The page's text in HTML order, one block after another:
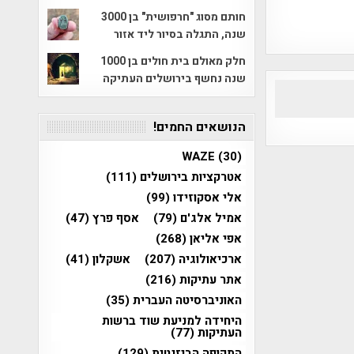
חותם מסוג "חרפושית" בן 3000
שנה, התגלה בסיור ליד אזור
חלק מאולם בית חולים בן 1000
שנה נחשף בירושלים העתיקה
הנושאים החמים!
WAZE (30)
אטרקציות בירושלים (111)
אלי אסקוזידו(99)
אמיל אלג'ם (79) אסף פרץ(47)
אפי אליאן(268)
ארכיאולוגיה (207) אשקלון(41)
אתר עתיקות(216)
האוניברסיטה העברית(35)
היחידה למניעת שוד ברשות
העתיקות(77)